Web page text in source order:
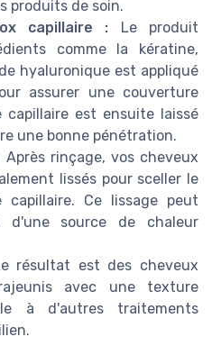
produits de soin.
capillaire : Le produit
comme la kératine,
hyaluronique est appliqué
assurer une couverture
capillaire est ensuite laissé
une bonne pénétration.
Après rinçage, vos cheveux
lissés pour sceller le
Ce lissage peut
d'une source de chaleur
résultat est des cheveux
avec une texture
à d'autres traitements